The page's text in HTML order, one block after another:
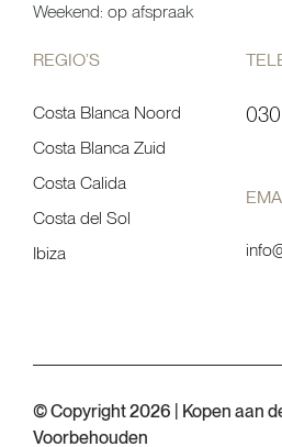
Weekend: op afspraak
REGIO’S
Costa Blanca Noord
Costa Blanca Zuid
Costa Calida
Costa del Sol
Ibiza
030
© Copyright 2026 | Kopen aan
Voorbehouden